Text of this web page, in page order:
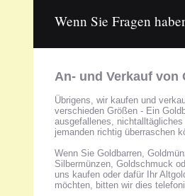
Wenn Sie Fragen
An- und Verkauf von
Übrigens, wir kaufen und
verschieden Größen - Ein
ausgefallenes,
jemanden richtig überraschen
Wenn Sie Goldbarren,
Silbermünzen, Goldschmuck
uns kaufen oder dafür Ihr
möchten, bitten wir dies